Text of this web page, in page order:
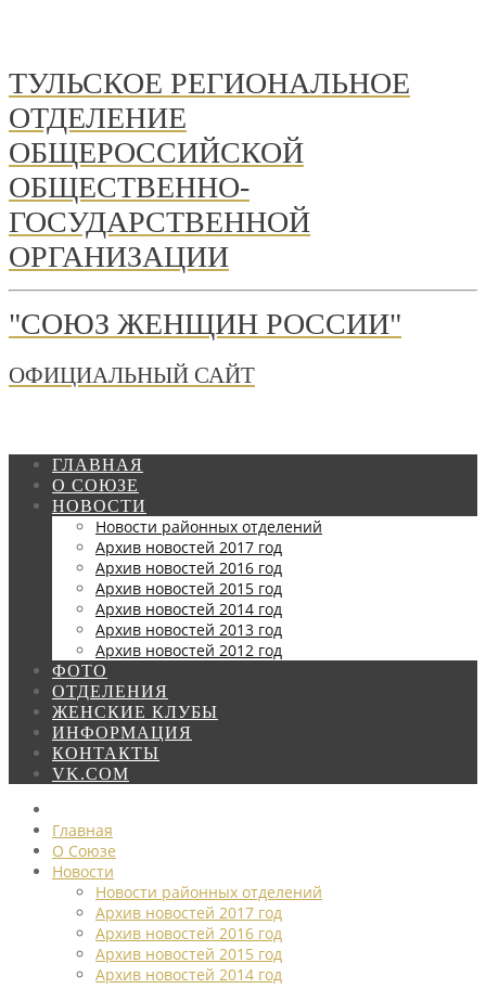
ТУЛЬСКОЕ РЕГИОНАЛЬНОЕ
ОТДЕЛЕНИЕ
ОБЩЕРОССИЙСКОЙ
ОБЩЕСТВЕННО-
ГОСУДАРСТВЕННОЙ
ОРГАНИЗАЦИИ
"СОЮЗ ЖЕНЩИН РОССИИ"
ОФИЦИАЛЬНЫЙ САЙТ
ГЛАВНАЯ
О СОЮЗЕ
НОВОСТИ
Новости районных отделений
Архив новостей 2017 год
Архив новостей 2016 год
Архив новостей 2015 год
Архив новостей 2014 год
Архив новостей 2013 год
Архив новостей 2012 год
ФОТО
ОТДЕЛЕНИЯ
ЖЕНСКИЕ КЛУБЫ
ИНФОРМАЦИЯ
КОНТАКТЫ
VK.COM
Главная
О Союзе
Новости
Новости районных отделений
Архив новостей 2017 год
Архив новостей 2016 год
Архив новостей 2015 год
Архив новостей 2014 год